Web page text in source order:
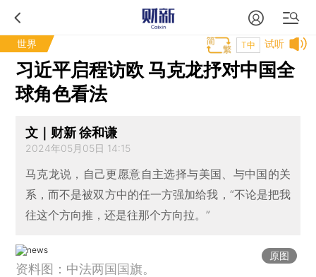
世界 试听
T中
习近平启程访欧 马克龙抒对中国全
球角色看法
文｜财新 徐和谦
2024年05月05日 14:15
马克龙说，自己更愿意自主选择与美国、与中国的关
系，而不是被双方中的任一方强加给我，“不论是把我
往这个方向推，还是往那个方向拉。”
原图
资料图：中法两国国旗。